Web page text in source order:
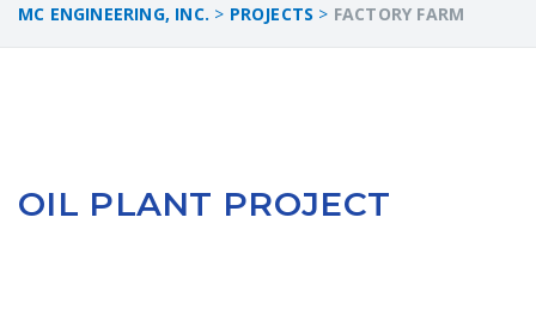
MC ENGINEERING, INC. > PROJECTS > FACTORY FARM
OIL PLANT PROJECT